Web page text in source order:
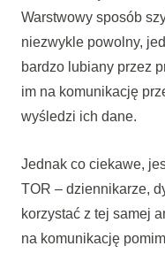
Warstwowy sposób
niezwykle powolny,
bardzo lubiany przez
im na komunikację
wyśledzi ich dane.
Jednak co ciekawe,
TOR – dziennikarze,
korzystać z tej samej
na komunikację